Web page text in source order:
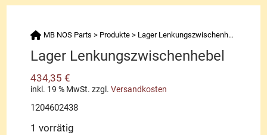
MB NOS Parts > Produkte > Lager Lenkungszwischenhebel
Lager Lenkungszwischenhebel
434,35€
inkl. 19 % MwSt. zzgl.Versandkosten
1204602438
1 vorrätig